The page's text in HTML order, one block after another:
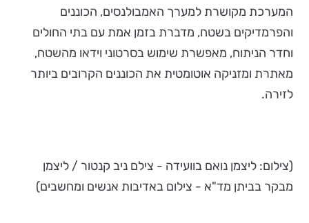
המערכת מקושרת למערך האמבולנסים, הכוננים
והפרמדיקים בשטח, מדברת בזמן אמת עם בתי החולים
וחדר הניתוח, מאפשרת שימוש בסרטוני וידאו מהשטח,
מאתרת ומזניקה אוטומטית את הכוננים הקרובים ביותר
לזירה.
(צילום: ליצמן נואם בוועידה - צילם ניב קנטור / ליצמן
מבקר בביתן מד"א - צילום באדיבות אנשים ומחשבים)